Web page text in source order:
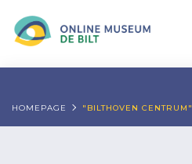
HOMEPAGE "BILTHOVEN CENTRUM"